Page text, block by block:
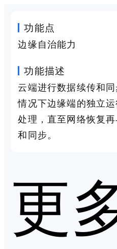
功能点
边缘自治能力
功能描述
云端进行数据续传和
情况下边缘端的独立
处理，直至网络恢复
和同步。
更